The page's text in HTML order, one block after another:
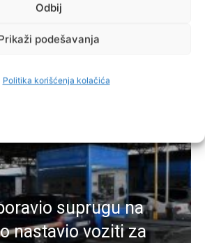
Odbij
podešavanja
Politika korišćenja kolačića
suprugu na
nastavio voziti za